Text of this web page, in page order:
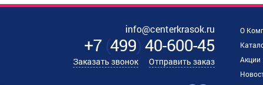
info@centerkrasok.ru
+7( 499 40-600-45
Заказать звонок Отправить заказ
О
Акции